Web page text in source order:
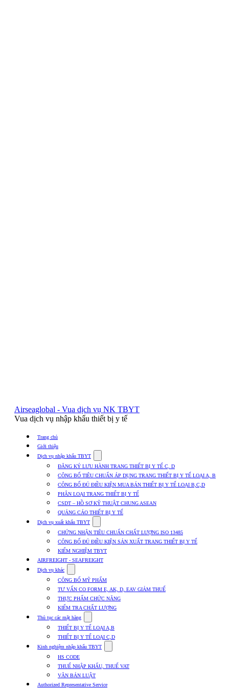
Airseaglobal - Vua dịch vụ NK TBYT
Vua dịch vụ nhập khẩu thiết bị y tế
Trang chủ
Giới thiệu
Dịch vụ nhập khẩu TBYT
submenu
for
Dịch
vụ
nhập
khẩu
TBYT
ĐĂNG KÝ LƯU HÀNH TRANG THIẾT BỊ Y TẾ C, D
CÔNG BỐ TIÊU CHUẨN ÁP DỤNG TRANG THIẾT BỊ Y TẾ LOẠI A, B
CÔNG BỐ ĐỦ ĐIỀU KIỆN MUA BÁN THIẾT BỊ Y TẾ LOẠI B,C,D
PHÂN LOẠI TRANG THIẾT BỊ Y TẾ
CSDT – HỒ SƠ KỸ THUẬT CHUNG ASEAN
QUẢNG CÁO THIẾT BỊ Y TẾ
Dịch vụ xuất khẩu TBYT
submenu
for
Dịch
vụ
xuất
TBYT
CHỨNG NHẬN TIÊU CHUẨN CHẤT LƯỢNG ISO 13485
CÔNG BỐ ĐỦ ĐIỀU KIỆN SẢN XUẤT TRANG THIẾT BỊ Y TẾ
KIỂM NGHIỆM TBYT
AIRFREIGHT - SEAFREIGHT
Dịch vụ khác
submenu
for
Dịch
vụ
khác
CÔNG BỐ MỸ PHẨM
TƯ VẤN CO FORM E, AK, D, EAV GIẢM THUẾ
THỰC PHẨM CHỨC NĂNG
KIỂM TRA CHẤT LƯỢNG
Thủ tục các mặt hàng
submenu
for
Thủ
tục
mặt
hàng
THIẾT BỊ Y TẾ LOẠI A,B
THIẾT BỊ Y TẾ LOẠI C,D
Kinh nghiệm nhập khẩu TBYT
submenu
Kinh
HS CODE
THUẾ NHẬP KHẨU, THUẾ VAT
VĂN BẢN LUẬT
Authorized Representative Service